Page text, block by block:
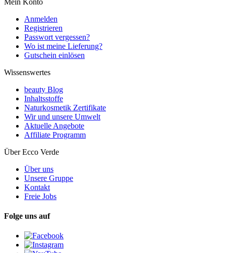
Anmelden
Registrieren
Passwort vergessen?
Wo ist meine Lieferung?
Gutschein einlösen
Wissenswertes
beauty Blog
Inhaltsstoffe
Naturkosmetik Zertifikate
Wir und unsere Umwelt
Aktuelle Angebote
Affiliate Programm
Über Ecco Verde
Über uns
Unsere Gruppe
Kontakt
Freie Jobs
Folge uns auf